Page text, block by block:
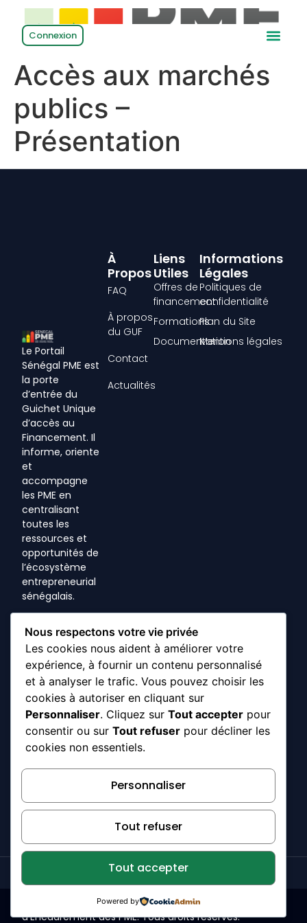
Connexion
Accès aux marchés
publics –
Présentation
Le Portail
Sénégal PME est
la porte
d’entrée du
Guichet Unique
d’accès au
Financement. Il
informe, oriente
et
accompagne
les PME en
centralisant
toutes les
ressources et
opportunités de
l’écosystème
entrepreneurial
sénégalais.
+221 33 869 70
70
WhatsApp : +221
76 625 40 51
WhatsApp : +221
77 213 81 08
contact@senegalpme.sn
8ème étage
Immeuble Seydi
Djamil, Avenue
Cheikh Anta
Frobénius Fann
Liens
Utiles
Offres de
financement
Formations
Documentation
À
Propos
FAQ
À propos
du GUF
Contact
Actualités
Informations
Légales
Politiques de
confidentialité
Plan du Site
Mentions légales
ADEPME – Agence de Développement et
d’Encadrement des PME. Tous droits réservés.
Nous respectons votre vie privée
Les cookies nous aident à améliorer votre
expérience, à fournir un contenu personnalisé
et à analyser le trafic. Vous pouvez choisir les
cookies à autoriser en cliquant sur
Personnaliser. Cliquez sur Tout accepter pour
consentir ou sur Tout refuser pour décliner les
cookies non essentiels.
Personnaliser
Tout refuser
Tout accepter
Powered by